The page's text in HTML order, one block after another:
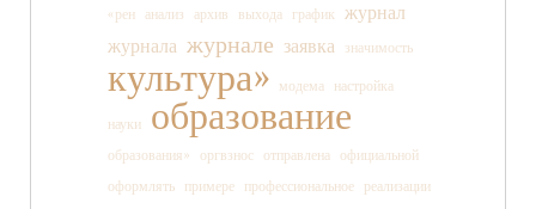
«рен анализ архив выхода график
журнал
журнала журнале заявка значимость
культура» модема настройка
науки образование
образования» оргвзнос отправлена
официальной
оформлять
примере профессиональное
реализации